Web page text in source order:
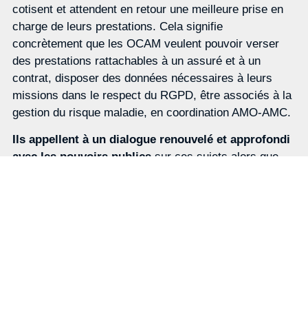
cotisent et attendent en retour une meilleure prise en
charge de leurs prestations. Cela signifie
concrètement que les OCAM veulent pouvoir verser
des prestations rattachables à un assuré et à un
contrat, disposer des données nécessaires à leurs
missions dans le respect du RGPD, être associés à la
gestion du risque maladie, en coordination AMO-AMC.
Ils appellent à un dialogue renouvelé et approfondi
avec les pouvoirs publicssur ces sujets alors que